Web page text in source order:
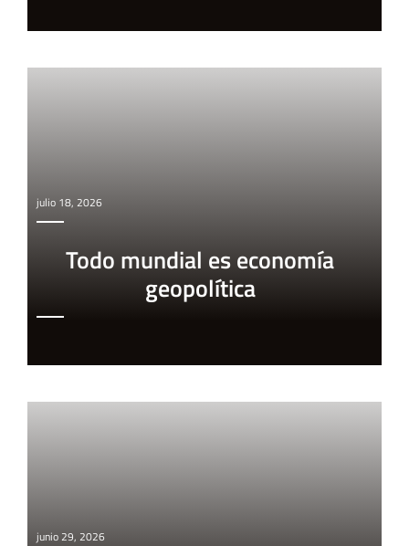
julio 18, 2026
Todo mundial es economía
geopolítica
junio 29, 2026